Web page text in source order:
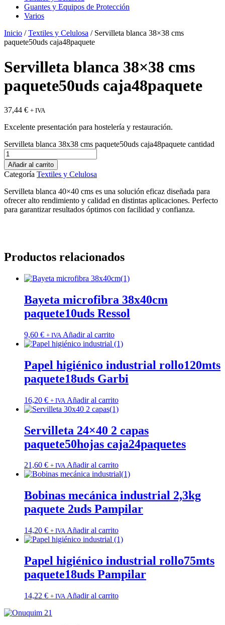
Guantes y Equipos de Protección
Varios
Inicio /Textiles y Celulosa / Servilleta blanca 38×38 cms
paquete50uds caja48paquete
Servilleta blanca 38×38 cms
paquete50uds caja48paquete
37,44 € + IVA
Excelente presentación para hostelería y restauración.
Servilleta blanca 38x38 cms paquete50uds caja48paquete cantidad
Añadir al carrito
Categoría Textiles y Celulosa
Servilleta blanca 40×40 cms es una solución eficaz diseñada para
ofrecer alto rendimiento y calidad en distintas aplicaciones. Perfecto
para garantizar resultados óptimos con facilidad y confianza.
Productos relacionados
Bayeta microfibra 38x40cm
paquete10uds Ressol
9,60 € + IVA Añadir al carrito
Papel higiénico industrial rollo120mts
paquete18uds Garbi
16,20 € + IVA Añadir al carrito
Servilleta 24×40 2 capas
paquete50hojas caja24paquetes
21,60 € + IVA Añadir al carrito
Bobinas mecánica industrial 2,3kg
paquete 2uds Pampilar
14,20 € + IVA Añadir al carrito
Papel higiénico industrial rollo75mts
paquete18uds Pampilar
14,22 € + IVA Añadir al carrito